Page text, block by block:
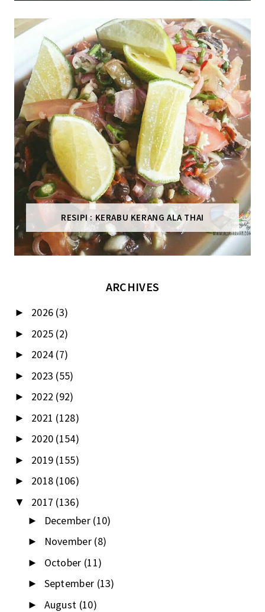
RESIPI : KERABU KERANG ALA THAI
ARCHIVES
► 2026 (3)
► 2025 (2)
► 2024 (7)
► 2023 (55)
► 2022 (92)
► 2021 (128)
► 2020 (154)
► 2019 (155)
► 2018 (106)
▼ 2017 (136)
► December (10)
► November (8)
► October (11)
► September (13)
► August (10)